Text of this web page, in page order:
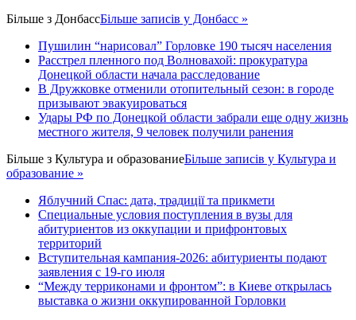
Більше з ДонбассБільше записів у Донбасс »
Пушилин “нарисовал” Горловке 190 тысяч населения
Расстрел пленного под Волновахой: прокуратура
Донецкой области начала расследование
В Дружковке отменили отопительный сезон: в городе
призывают эвакуироваться
Удары РФ по Донецкой области забрали еще одну жизнь
местного жителя, 9 человек получили ранения
Більше з Культура и образованиеБільше записів у Культура и
образование »
Яблучний Спас: дата, традиції та прикмети
Специальные условия поступления в вузы для
абитуриентов из оккупации и прифронтовых
территорий
Вступительная кампания-2026: абитуриенты подают
заявления с 19-го июля
“Между терриконами и фронтом”: в Киеве открылась
выставка о жизни оккупированной Горловки